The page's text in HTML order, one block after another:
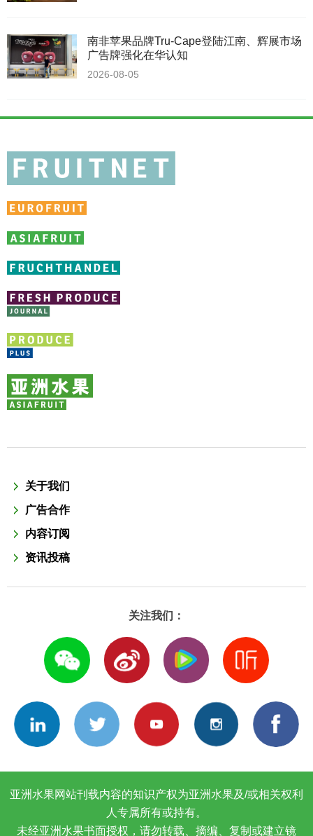
南非苹果品牌Tru-Cape登陆江南、辉展市场
广告牌强化在华认知
2026-08-05
关于我们
广告合作
内容订阅
资讯投稿
关注我们：
亚洲水果网站刊载内容的知识产权为亚洲水果及/或相关权利
人专属所有或持有。
未经亚洲水果书面授权，请勿转载、摘编、复制或建立镜